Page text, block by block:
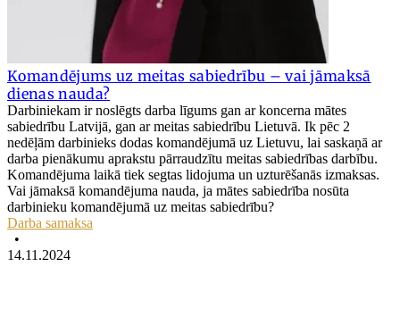
Komandējums uz meitas sabiedrību – vai jāmaksā
dienas nauda?
Darbiniekam ir noslēgts darba līgums gan ar koncerna mātes
sabiedrību Latvijā, gan ar meitas sabiedrību Lietuvā. Ik pēc 2
nedēļām darbinieks dodas komandējumā uz Lietuvu, lai saskaņā ar
darba pienākumu aprakstu pārraudzītu meitas sabiedrības darbību.
Komandējuma laikā tiek segtas lidojuma un uzturēšanās izmaksas.
Vai jāmaksā komandējuma nauda, ja mātes sabiedrība nosūta
darbinieku komandējumā uz meitas sabiedrību?
Darba samaksa
•
14.11.2024